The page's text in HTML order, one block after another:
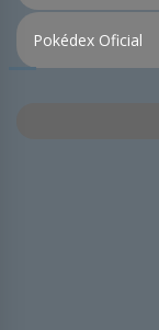
Pokédex Oficial